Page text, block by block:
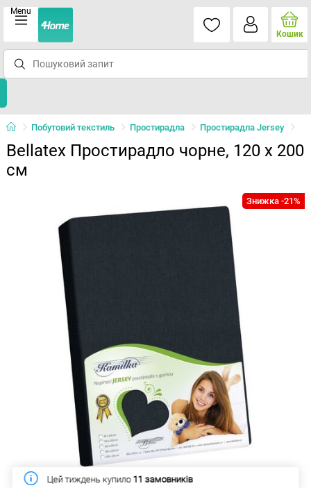
Menu
Кошик
Побутовий текстиль Простирадла Простирадла Jersey
Bellatex Простирадло чорне, 120 x 200
см
Знижка -21%
Цей тиждень купило 11 замовників